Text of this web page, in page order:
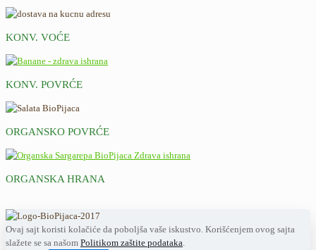
KONV. VOĆE
KONV. POVRĆE
ORGANSKO POVRĆE
ORGANSKA HRANA
Ovaj sajt koristi kolačiće da poboljša vaše iskustvo. Korišćenjem ovog sajta
slažete se sa našom Politikom zaštite podataka